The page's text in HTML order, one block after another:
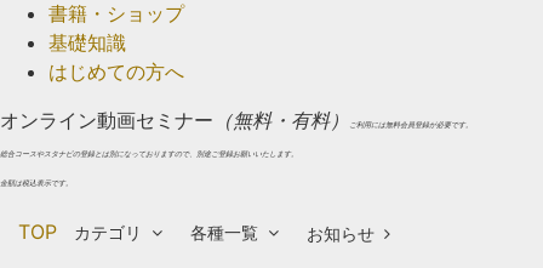
書籍・ショップ
基礎知識
はじめての方へ
オンライン動画セミナー （無料・有料） ご利用には無料会員登録が必要です。
総合コースやスタナビの登録とは別になっておりますので、別途ご登録お願いいたします。
金額は税込表示です。
TOP カテゴリ 各種一覧 お知らせ